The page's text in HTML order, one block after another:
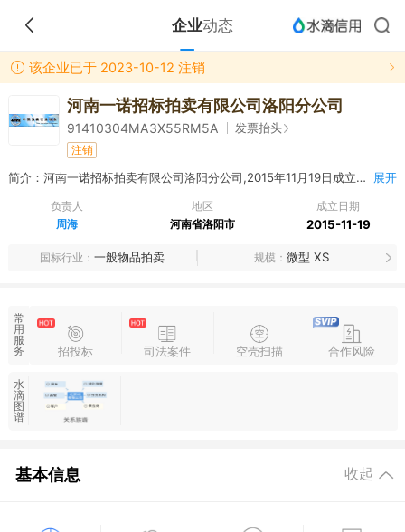
企业动态
该企业已于 2023-10-12 注销
河南一诺招标拍卖有限公司洛阳分公司
91410304MA3X55RM5A 发票抬头
注销
简介：河南一诺招标拍卖有限公司洛阳分公司,2015年11月19日成立，经营范围包括《拍卖法》允许的有形资产、无形资产拍卖（凭有效许可证规定的范围经营）政府采购法规定的单项预算金额1000万人民币以下的货物和服务的政府采购项目代理业务及政府采购咨询服务业务。 展开
负责人
周海
地区
河南省洛阳市
成立日期
2015-11-19
国标行业 一般物品拍卖 规模 微型 XS
常
用
服
务
招投标 司法案件 空壳扫描 合作风险
水
滴
图
谱
基本信息 收起